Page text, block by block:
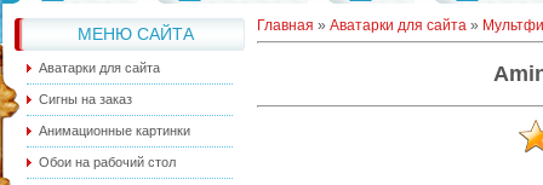
МЕНЮ САЙТА
Аватарки для сайта
Сигны на заказ
Анимационные картинки
Обои на рабочий стол
Главная » Аватарки для сайта »